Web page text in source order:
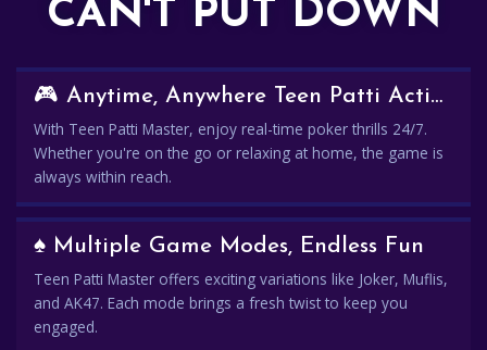
CAN'T PUT DOWN
🎮 Anytime, Anywhere Teen Patti Action
With Teen Patti Master, enjoy real-time poker thrills 24/7.
Whether you're on the go or relaxing at home, the game is
always within reach.
♠️ Multiple Game Modes, Endless Fun
Teen Patti Master offers exciting variations like Joker, Muflis,
and AK47. Each mode brings a fresh twist to keep you
engaged.